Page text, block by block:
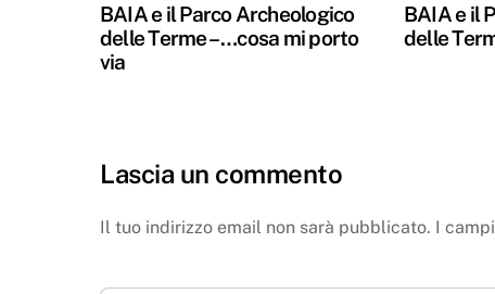
BAIA e il Parco Archeologico
delle Terme – …cosa mi porto
via
BAIA e il
delle
Lascia un commento
Il tuo indirizzo email non sarà pubblicato. I